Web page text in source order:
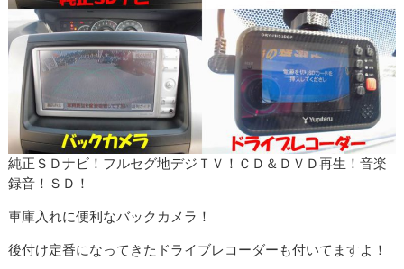
純正ＳＤナビ！フルセグ地デジＴＶ！ＣＤ＆ＤＶＤ再生！音楽
録音！ＳＤ！
車庫入れに便利なバックカメラ！
後付け定番になってきたドライブレコーダーも付いてますよ！